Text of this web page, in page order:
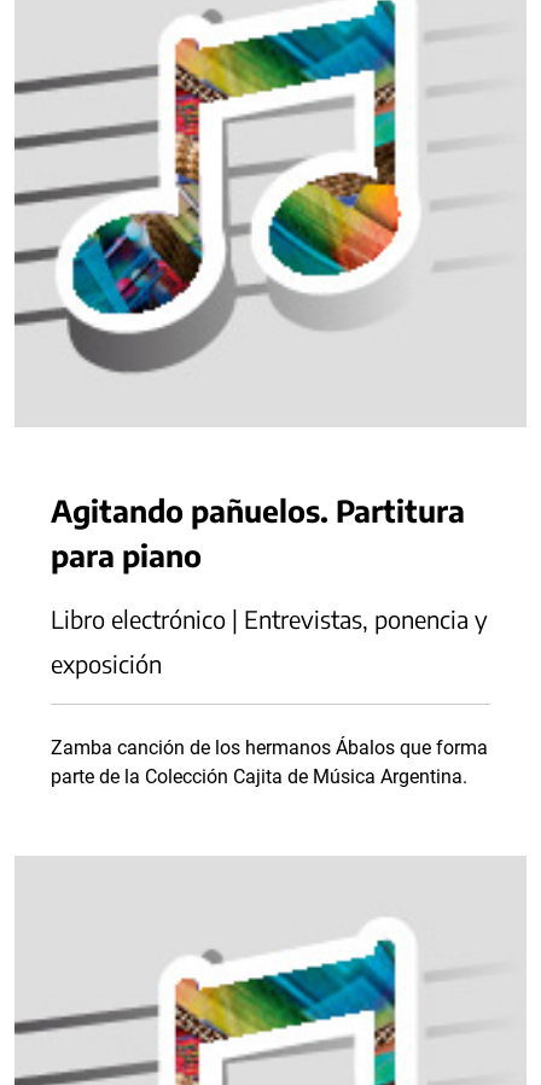
Agitando pañuelos. Partitura
para piano
Libro electrónico | Entrevistas, ponencia y
exposición
Zamba canción de los hermanos Ábalos que forma
parte de la Colección Cajita de Música Argentina.